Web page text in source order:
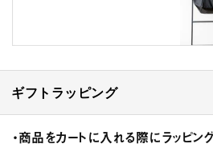
ギフトラッピング
・商品をカートに入れる際にラッピン